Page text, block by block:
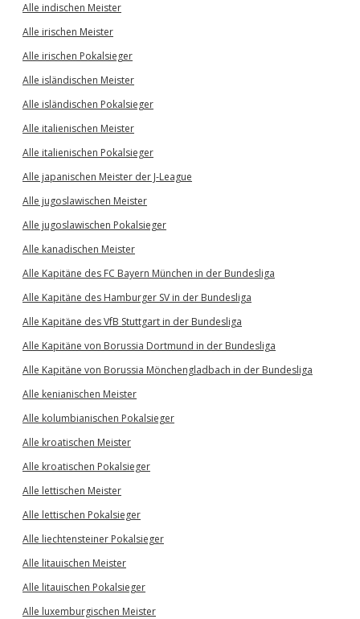
Alle indischen Meister
Alle irischen Meister
Alle irischen Pokalsieger
Alle isländischen Meister
Alle isländischen Pokalsieger
Alle italienischen Meister
Alle italienischen Pokalsieger
Alle japanischen Meister der J-League
Alle jugoslawischen Meister
Alle jugoslawischen Pokalsieger
Alle kanadischen Meister
Alle Kapitäne des FC Bayern München in der Bundesliga
Alle Kapitäne des Hamburger SV in der Bundesliga
Alle Kapitäne des VfB Stuttgart in der Bundesliga
Alle Kapitäne von Borussia Dortmund in der Bundesliga
Alle Kapitäne von Borussia Mönchengladbach in der Bundesliga
Alle kenianischen Meister
Alle kolumbianischen Pokalsieger
Alle kroatischen Meister
Alle kroatischen Pokalsieger
Alle lettischen Meister
Alle lettischen Pokalsieger
Alle liechtensteiner Pokalsieger
Alle litauischen Meister
Alle litauischen Pokalsieger
Alle luxemburgischen Meister